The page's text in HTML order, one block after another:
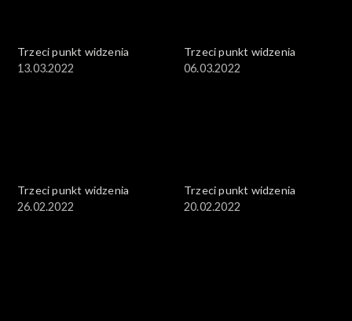
Trzeci punkt widzenia
13.03.2022
Trzeci punkt widzenia
06.03.2022
Trzeci punkt widzenia
26.02.2022
Trzeci punkt widzenia
20.02.2022